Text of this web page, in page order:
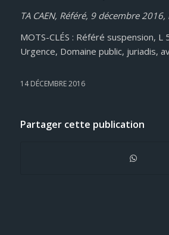
TA CAEN, Référé, 9 décembre
MOTS-CLÉS : Référé suspension, L
Urgence, Domaine public, juriadis,
14 DÉCEMBRE 2016
Partager cette publication